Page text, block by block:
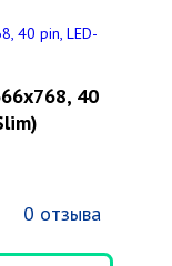
40
0 отзыва